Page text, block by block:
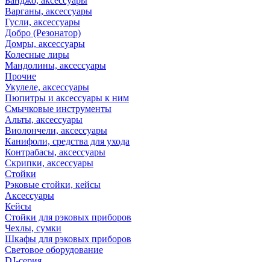
Варганы, аксессуары
Гусли, аксессуары
Добро (Резонатор)
Домры, аксессуары
Колесные лиры
Мандолины, аксессуары
Прочие
Укулеле, аксессуары
Пюпитры и аксессуары к ним
Смычковые инструменты
Альты, аксессуары
Виолончели, аксессуары
Канифоли, средства для ухода
Контрабасы, аксессуары
Скрипки, аксессуары
Стойки
Рэковые стойки, кейсы
Аксессуары
Кейсы
Стойки для рэковых приборов
Чехлы, сумки
Шкафы для рэковых приборов
Световое оборудование